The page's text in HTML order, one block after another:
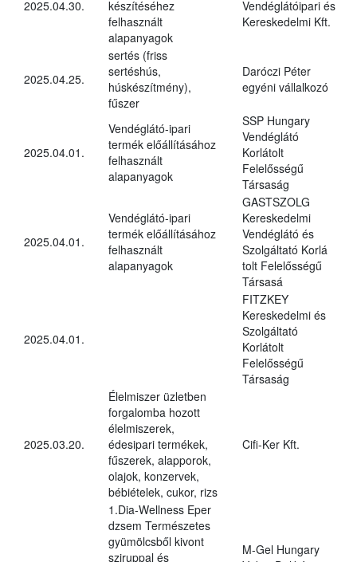
2025.04.30.
készítéséhez
felhasznált
alapanyagok
Vendéglátóipari és
Kereskedelmi Kft.
2025.04.25.
sertés (friss
sertéshús,
húskészítmény),
fűszer
Daróczi Péter
egyéni vállalkozó
2025.04.01.
Vendéglátó-ipari
termék előállításához
felhasznált
alapanyagok
SSP Hungary
Vendéglátó
Korlátolt
Felelősségű
Társaság
2025.04.01.
Vendéglátó-ipari
termék előállításához
felhasznált
alapanyagok
GASTSZOLG
Kereskedelmi
Vendéglátó és
Szolgáltató Korlá
tolt Felelősségű
Társasá
2025.04.01.
FITZKEY
Kereskedelmi és
Szolgáltató
Korlátolt
Felelősségű
Társaság
2025.03.20.
Élelmiszer üzletben
forgalomba hozott
élelmiszerek,
édesipari termékek,
fűszerek, alapporok,
olajok, konzervek,
bébiételek, cukor, rizs
Cifi-Ker Kft.
1.Dia-Wellness Eper
dzsem Természetes
gyümölcsből kivont
sziruppal és
M-Gel Hungary